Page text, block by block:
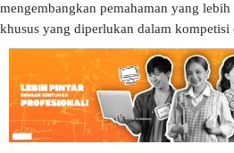
mengembangkan pemahaman yang
khusus yang diperlukan dalam kompetisi